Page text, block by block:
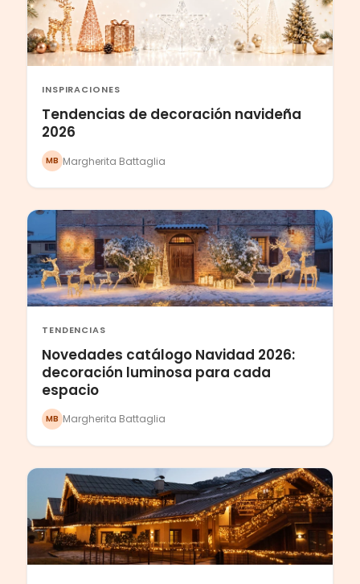
INSPIRACIONES
Tendencias de decoración navideña
2026
MB Margherita Battaglia
TENDENCIAS
Novedades catálogo Navidad 2026:
decoración luminosa para cada
espacio
MB Margherita Battaglia